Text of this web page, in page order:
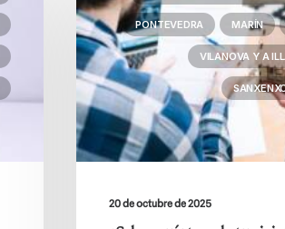
PONTEVEDRA MARÍN
VILANOVA Y A
20 de octubre de 2025